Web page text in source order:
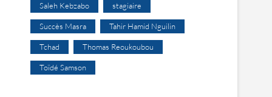
Saleh Kebzabo stagiaire
Succès Masra Tahir Hamid Nguilin
Tchad Thomas Reoukoubou
Toïdé Samson